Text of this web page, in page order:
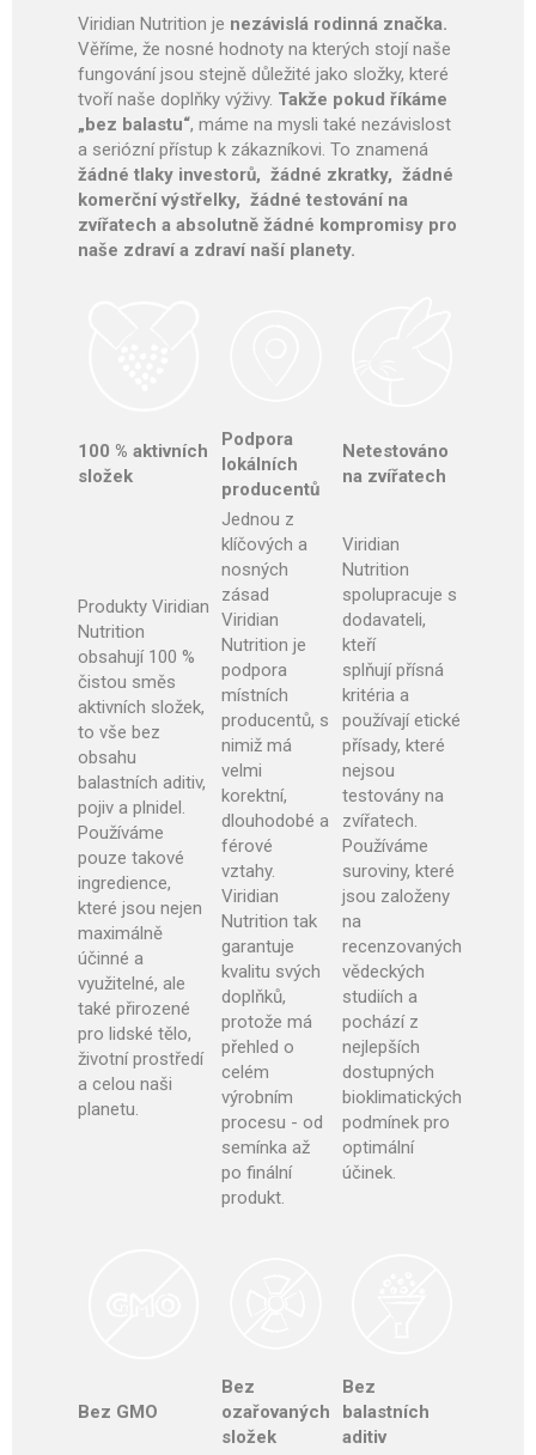
Viridian Nutrition je nezávislá rodinná značka.
Věříme, že nosné hodnoty na kterých stojí naše
fungování jsou stejně důležité jako složky, které
tvoří naše doplňky výživy. Takže pokud říkáme
„bez balastu“, máme na mysli také nezávislost
a seriózní přístup k zákazníkovi. To znamená
žádné tlaky investorů, žádné zkratky, žádné
komerční výstřelky, žádné testování na
zvířatech a absolutně žádné kompromisy pro
naše zdraví a zdraví naší planety.
100 % aktivních
složek
Podpora
lokálních
producentů
Netestováno
na zvířatech
Produkty Viridian
Nutrition
obsahují 100 %
čistou směs
aktivních složek,
to vše bez
obsahu
balastních aditiv,
pojiv a plnidel.
Používáme
pouze takové
ingredience,
které jsou nejen
maximálně
účinné a
využitelné, ale
také přirozené
pro lidské tělo,
životní prostředí
a celou naši
planetu.
Jednou z
klíčových a
nosných
zásad
Viridian
Nutrition je
podpora
místních
producentů, s
nimiž má
velmi
korektní,
dlouhodobé a
férové
vztahy.
Viridian
Nutrition tak
garantuje
kvalitu svých
doplňků,
protože má
přehled o
celém
výrobním
procesu - od
semínka až
po finální
produkt.
Viridian
Nutrition
spolupracuje s
dodavateli,
kteří
splňují přísná
kritéria a
používají etické
přísady, které
nejsou
testovány na
zvířatech.
Používáme
suroviny, které
jsou založeny
na
recenzovaných
vědeckých
studiích a
pochází z
nejlepších
dostupných
bioklimatických
podmínek pro
optimální
účinek.
Bez GMO
Bez
ozařovaných
složek
Bez
balastních
aditiv